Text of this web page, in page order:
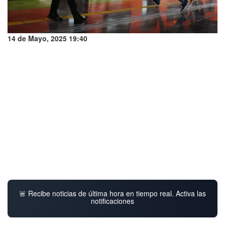
14 de Mayo, 2025 19:40
🚨 Recibe noticias de última hora en tiempo real. Activa las
notificaciones